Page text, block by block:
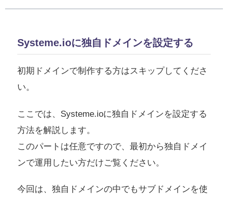
Systeme.ioに独自ドメインを設定する
初期ドメインで制作する方はスキップしてくださ
い。
ここでは、Systeme.ioに独自ドメインを設定する
方法を解説します。
このパートは任意ですので、最初から独自ドメイ
ンで運用したい方だけご覧ください。
今回は、独自ドメインの中でもサブドメインを使